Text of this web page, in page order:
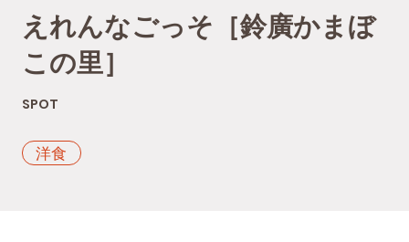
えれんなごっそ［鈴廣かまぼ
この里］
SPOT
洋食